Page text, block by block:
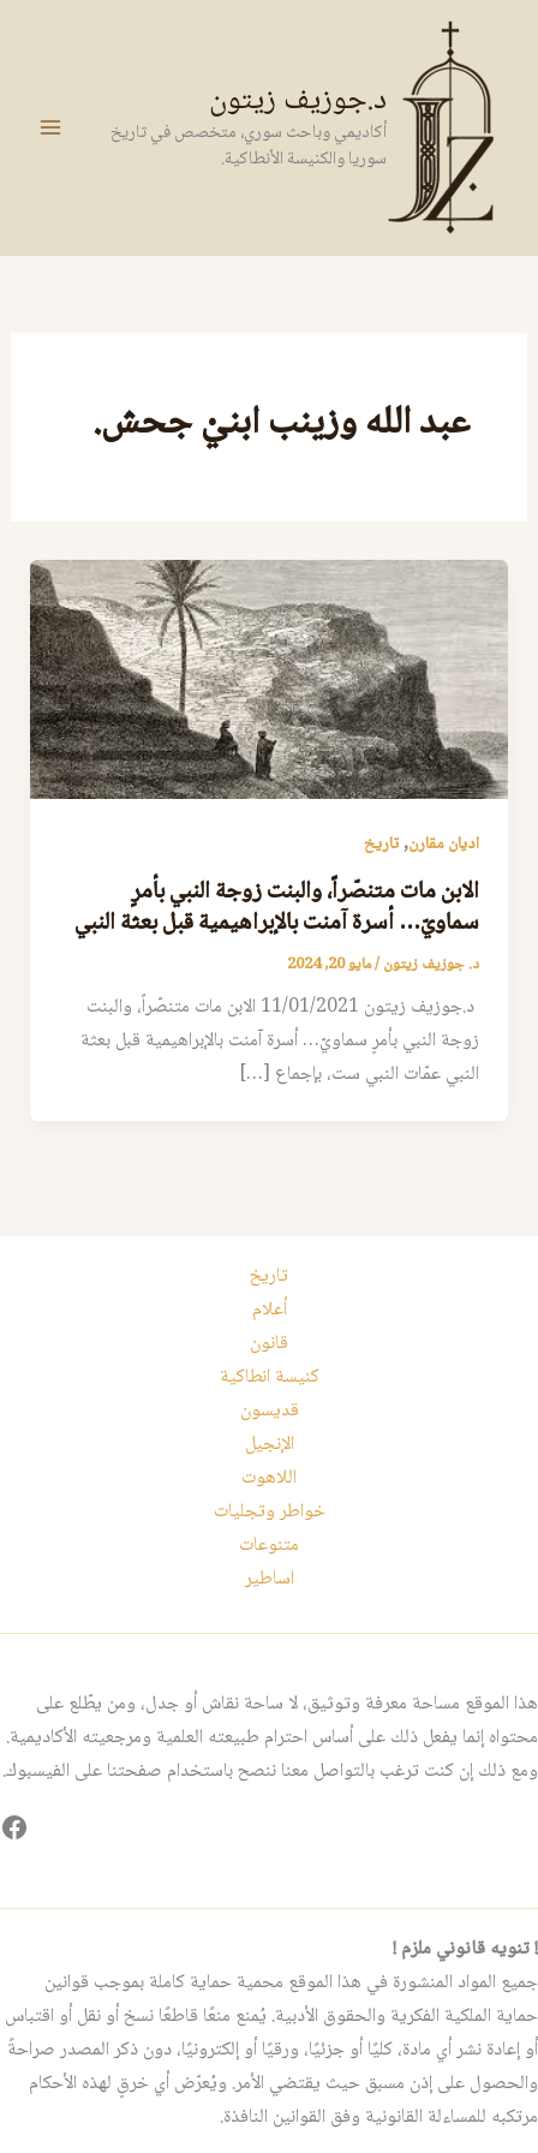
المحتوى
د.جوزيف زيتون
أكاديمي وباحث سوري، متخصص في تاريخ
سوريا والكنيسة الأنطاكية.
عبد الله وزينب ابنيْ جحش.
اديان مقارن,تاريخ
الابن مات متنصّراً، والبنت زوجة النبي بأمرٍ
سماويّ… أسرة آمنت بالإبراهيمية قبل بعثة النبي
د. جوزيف زيتون/مايو 20, 2024
د.جوزيف زيتون 11/01/2021 الابن مات متنصّراً، والبنت
زوجة النبي بأمرٍ سماويّ… أسرة آمنت بالإبراهيمية قبل بعثة
النبي عمّات النبي ست، بإجماع […]
تاريخ
أعلام
قانون
كنيسة انطاكية
قديسون
الإنجيل
اللاهوت
خواطر وتجليات
متنوعات
اساطير
هذا الموقع مساحة معرفة وتوثيق، لا ساحة نقاش أو جدل، ومن يطّلع على
محتواه إنما يفعل ذلك على أساس احترام طبيعته العلمية ومرجعيته الأكاديمية.
ومع ذلك إن كنت ترغب بالتواصل معنا ننصح باستخدام صفحتنا على الفيسبوك.
! تنويه قانوني ملزم !
جميع المواد المنشورة في هذا الموقع محمية حماية كاملة بموجب قوانين
حماية الملكية الفكرية والحقوق الأدبية. يُمنع منعًا قاطعًا نسخ أو نقل أو اقتباس
أو إعادة نشر أي مادة، كليًا أو جزئيًا، ورقيًا أو إلكترونيًا، دون ذكر المصدر صراحةً
والحصول على إذن مسبق حيث يقتضي الأمر. ويُعرّض أي خرقٍ لهذه الأحكام
مرتكبه للمساءلة القانونية وفق القوانين النافذة.